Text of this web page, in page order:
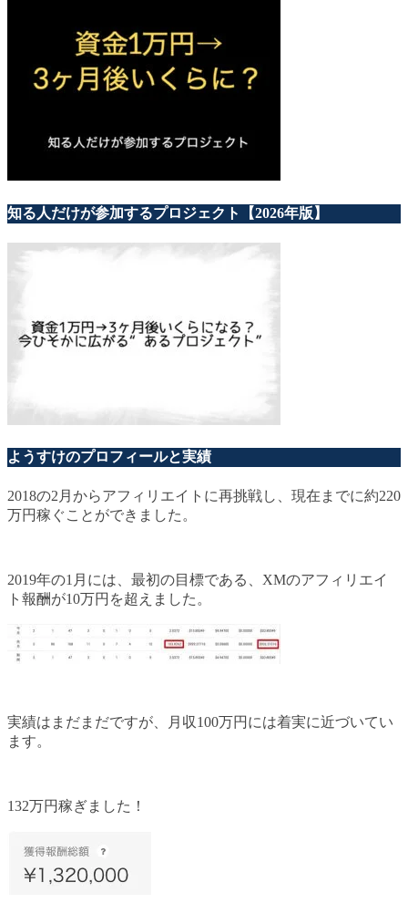
知る人だけが参加するプロジェクト【2026年版】
ようすけのプロフィールと実績
2018の2月からアフィリエイトに再挑戦し、現在までに約220
万円稼ぐことができました。
2019年の1月には、最初の目標である、XMのアフィリエイ
ト報酬が10万円を超えました。
実績はまだまだですが、月収100万円には着実に近づいてい
ます。
132万円稼ぎました！